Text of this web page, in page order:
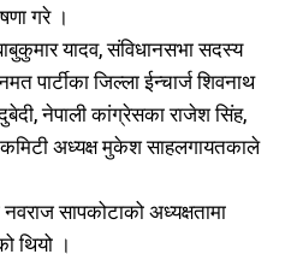
खोज्नुहोस्
एफएम सुन्नुहोस
खोज्नुहोस्
एफएम सुन्नुहोस
गरे ।
यादव, संविधानसभा सदस्य
पार्टीका जिल्ला ईन्चार्ज शिवनाथ
नेपाली कांग्रेसका राजेश सिंह,
अध्यक्ष मुकेश साहलगायतकाले
सापकोटाको अध्यक्षतामा
थियो ।